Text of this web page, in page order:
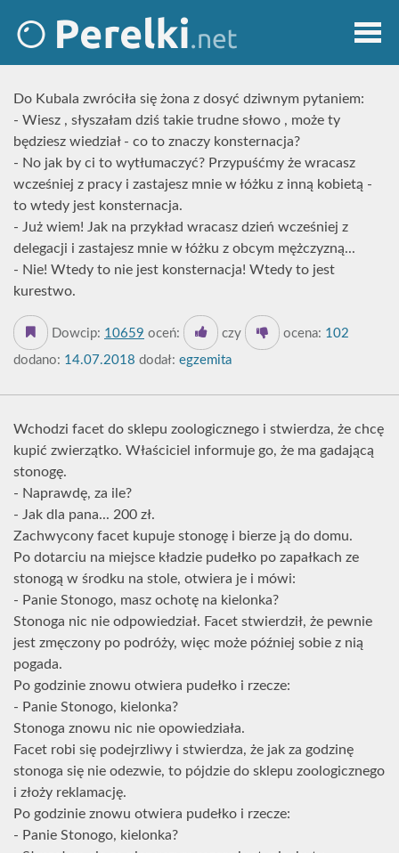
Do Kubala zwróciła się żona z dosyć dziwnym pytaniem:
- Wiesz , słyszałam dziś takie trudne słowo , może ty
będziesz wiedział - co to znaczy konsternacja?
- No jak by ci to wytłumaczyć? Przypuśćmy że wracasz
wcześniej z pracy i zastajesz mnie w łóżku z inną kobietą -
to wtedy jest konsternacja.
- Już wiem! Jak na przykład wracasz dzień wcześniej z
delegacji i zastajesz mnie w łóżku z obcym mężczyzną...
- Nie! Wtedy to nie jest konsternacja! Wtedy to jest
kurestwo.
Dowcip: 10659 oceń: czy ocena: 102
dodano: 14.07.2018 dodał: egzemita
Wchodzi facet do sklepu zoologicznego i stwierdza, że chcę
kupić zwierzątko. Właściciel informuje go, że ma gadającą
stonogę.
- Naprawdę, za ile?
- Jak dla pana... 200 zł.
Zachwycony facet kupuje stonogę i bierze ją do domu.
Po dotarciu na miejsce kładzie pudełko po zapałkach ze
stonogą w środku na stole, otwiera je i mówi:
- Panie Stonogo, masz ochotę na kielonka?
Stonoga nic nie odpowiedział. Facet stwierdził, że pewnie
jest zmęczony po podróży, więc może później sobie z nią
pogada.
Po godzinie znowu otwiera pudełko i rzecze:
- Panie Stonogo, kielonka?
Stonoga znowu nic nie opowiedziała.
Facet robi się podejrzliwy i stwierdza, że jak za godzinę
stonoga się nie odezwie, to pójdzie do sklepu zoologicznego
i złoży reklamację.
Po godzinie znowu otwiera pudełko i rzecze:
- Panie Stonogo, kielonka?